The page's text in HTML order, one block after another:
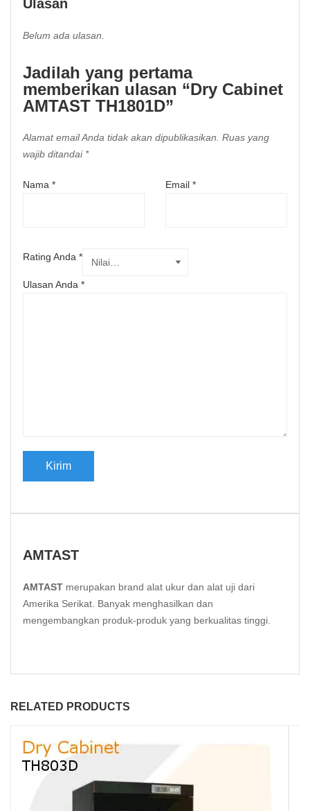
Ulasan
Belum ada ulasan.
Jadilah yang pertama
memberikan ulasan “Dry Cabinet
AMTAST TH1801D”
Alamat email Anda tidak akan dipublikasikan. Ruas yang
wajib ditandai *
Nama * Email *
Rating Anda *
Ulasan Anda *
AMTAST
AMTAST merupakan brand alat ukur dan alat uji dari
Amerika Serikat. Banyak menghasilkan dan
mengembangkan produk-produk yang berkualitas tinggi.
RELATED PRODUCTS